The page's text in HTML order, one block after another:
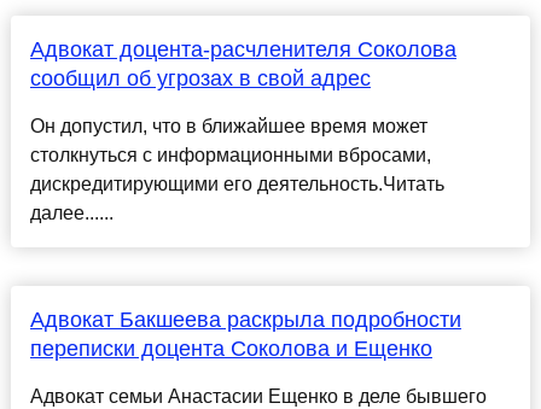
Адвокат доцента-расчленителя Соколова
сообщил об угрозах в свой адрес
Он допустил, что в ближайшее время может
столкнуться с информационными вбросами,
дискредитирующими его деятельность.Читать
далее......
Адвокат Бакшеева раскрыла подробности
переписки доцента Соколова и Ещенко
Адвокат семьи Анастасии Ещенко в деле бывшего